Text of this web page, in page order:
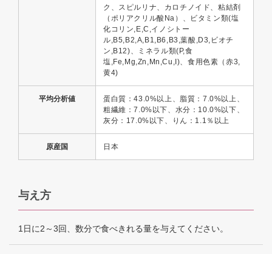
ク、スピルリナ、カロチノイド、粘結剤
（ポリアクリル酸Na）、ビタミン類(塩
化コリン,E,C,イノシトー
ル,B5,B2,A,B1,B6,B3,葉酸,D3,ビオチ
ン,B12)、ミネラル類(P,食
塩,Fe,Mg,Zn,Mn,Cu,I)、食用色素（赤3,
黄4)
平均分析値
蛋白質：43.0%以上、脂質：7.0%以上、
粗繊維：7.0%以下、水分：10.0%以下、
灰分：17.0%以下、りん：1.1％以上
原産国 日本
与え方
1日に2～3回、数分で食べきれる量を与えてください。